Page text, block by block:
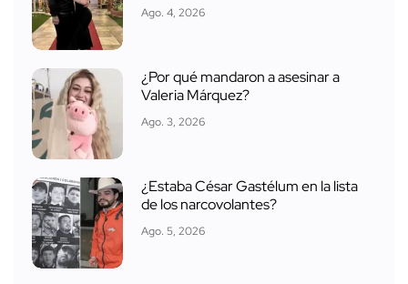
Ago. 4, 2026
¿Por qué mandaron a asesinar a
Valeria Márquez?
Ago. 3, 2026
¿Estaba César Gastélum en la lista
de los narcovolantes?
Ago. 5, 2026